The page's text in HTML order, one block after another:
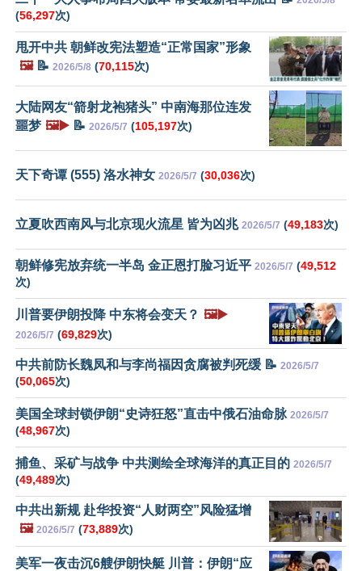
(56,297次)
甩开中共 朝鲜改宪法塑造“正常国家”形象
🖼️📝 2026/5/8 (70,115次)
大陆网友“箭射龙袍猪头” 中南海那位连发
噩梦 🖼️▶️ 📝 2026/5/7 (105,197次)
天下奇谭 (555) 洛水神女 2026/5/7 (30,036次)
立夏吹西南风与北京现火流星 皆为凶兆 2026/5/7 (49,183次)
朝鲜修宪放弃统一半岛 金正恩打脸习近平 2026/5/7 (49,512
次)
川普要伊朗投降 中东将会变天？ 🖼️▶️
2026/5/7 (69,829次)
中共前防长魏凤和与李尚福因贪腐被判死缓 📝 2026/5/7
(50,065次)
美国全球封锁伊朗“史诗狂怒”直击中俄石油命脉 2026/5/7
(48,967次)
捕鱼、采矿与战争 中共测绘全球海洋的真正目的 2026/5/7
(49,489次)
中共出新规 赴华投资“人财两空”风险猛增
🖼️ 2026/5/7 (73,889次)
美军一夜击沉6艘伊朗快艇 川普：伊朗“应